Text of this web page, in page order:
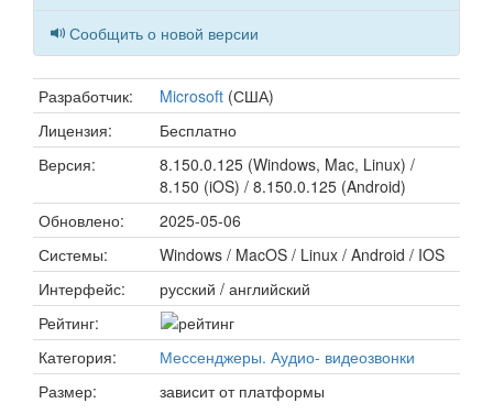
Сообщить о новой версии
Разработчик: Microsoft (США)
Лицензия:
Бесплатно
Версия:
8.150.0.125 (Windows, Mac, Linux) /
8.150 (iOS) / 8.150.0.125 (Android)
Обновлено:
2025-05-06
Системы:
Windows / MacOS / Linux / Android / IOS
Интерфейс:
русский / английский
Рейтинг:
Категория:
Мессенджеры. Аудио- видеозвонки
Размер:
зависит от платформы